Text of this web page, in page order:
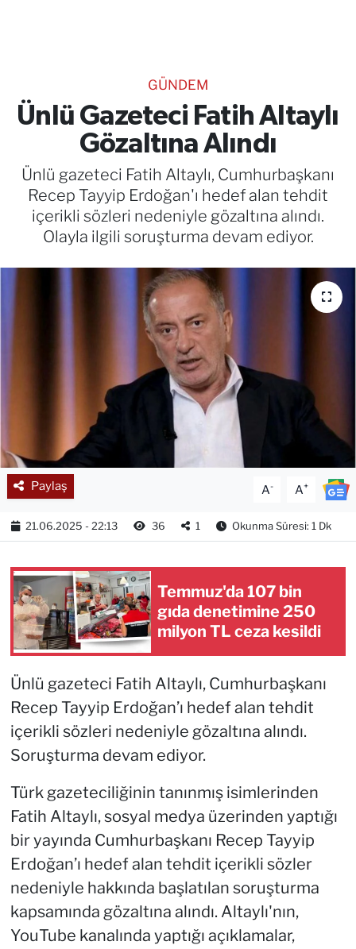
GÜNDEM
Ünlü Gazeteci Fatih Altaylı
Gözaltına Alındı
Ünlü gazeteci Fatih Altaylı, Cumhurbaşkanı
Recep Tayyip Erdoğan'ı hedef alan tehdit
içerikli sözleri nedeniyle gözaltına alındı.
Olayla ilgili soruşturma devam ediyor.
Paylaş A- A+
21.06.2025 - 22:13 36 1 Okunma Süresi: 1 Dk
Temmuz'da 107 bin
gıda denetimine 250
milyon TL ceza kesildi
Ünlü gazeteci Fatih Altaylı, Cumhurbaşkanı
Recep Tayyip Erdoğan’ı hedef alan tehdit
içerikli sözleri nedeniyle gözaltına alındı.
Soruşturma devam ediyor.
Türk gazeteciliğinin tanınmış isimlerinden
Fatih Altaylı, sosyal medya üzerinden yaptığı
bir yayında Cumhurbaşkanı Recep Tayyip
Erdoğan’ı hedef alan tehdit içerikli sözler
nedeniyle hakkında başlatılan soruşturma
kapsamında gözaltına alındı. Altaylı'nın,
YouTube kanalında yaptığı açıklamalar,
RESMİ İLANLAR
Gencsesfm Canlı Dinle